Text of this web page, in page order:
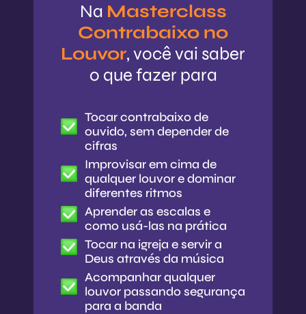
Na Masterclass
Contrabaixo no
Louvor, você vai saber
o que fazer para
Tocar contrabaixo de
ouvido, sem depender de
cifras
Improvisar em cima de
qualquer louvor e dominar
diferentes ritmos
Aprender as escalas e
como usá-las na prática
Tocar na igreja e servir a
Deus através da música
Acompanhar qualquer
louvor passando segurança
para a banda